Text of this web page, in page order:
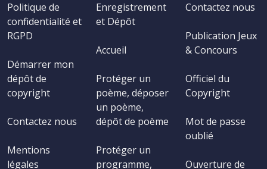
Politique de
confidentialité et
RGPD
Démarrer mon
dépôt de
copyright
Contactez nous
Mentions
légales
Enregistrement
et Dépôt
Accueil
Protéger un
poème, déposer
un poème,
dépôt de poème
Protéger un
programme,
Contactez nous
Publication Jeux
& Concours
Officiel du
Copyright
Mot de passe
oublié
Ouverture de